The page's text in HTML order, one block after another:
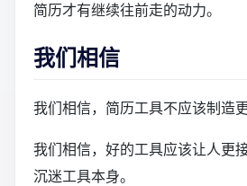
简历才有继续往前走的动力。
我们相信
我们相信，简历工具不应该制造更
我们相信，好的工具应该让人更
沉迷工具本身。